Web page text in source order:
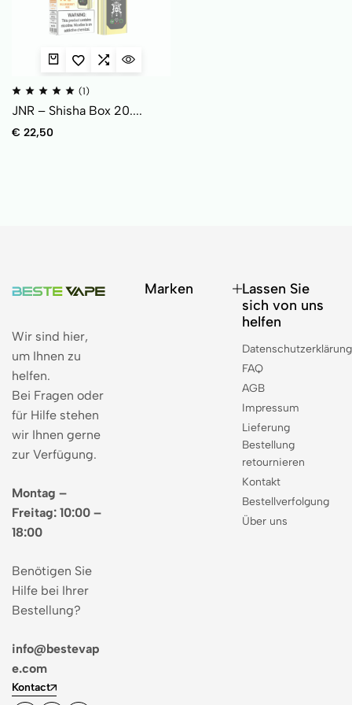
(1)
JNR – Shisha Box 20....
€ 22,50
Wir sind hier,
um Ihnen zu
helfen.
Bei Fragen oder
für Hilfe stehen
wir Ihnen gerne
zur Verfügung.
Montag –
Freitag: 10:00 –
18:00
Benötigen Sie
Hilfe bei Ihrer
Bestellung?
info@bestevap
e.com
Kontact
Marken
Lassen Sie
sich von uns
helfen
Datenschutzerklärung
FAQ
AGB
Impressum
Lieferung
Bestellung
retournieren
Kontakt
Bestellverfolgung
Über uns